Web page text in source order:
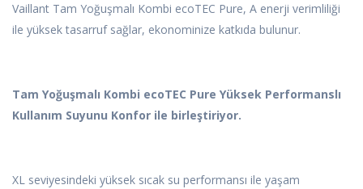
Vaillant Tam Yoğuşmalı Kombi ecoTEC Pure, A enerji verimliliği
ile yüksek tasarruf sağlar, ekonominize katkıda bulunur.
Tam Yoğuşmalı Kombi ecoTEC Pure Yüksek Performanslı
Kullanım Suyunu Konfor ile birleştiriyor.
XL seviyesindeki yüksek sıcak su performansı ile yaşam